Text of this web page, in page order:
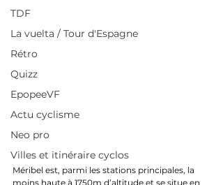
TDF
La vuelta / Tour d'Espagne
Rétro
Quizz
EpopeeVF
Actu cyclisme
Neo pro
Villes et itinéraire cyclos
Méribel est, parmi les stations principales, la
moins haute à 1750m d’altitude et se situe en